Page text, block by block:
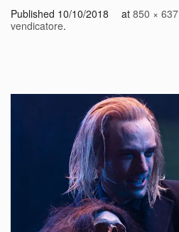
Published 10/10/2018 at 850 × 637
vendicatore.